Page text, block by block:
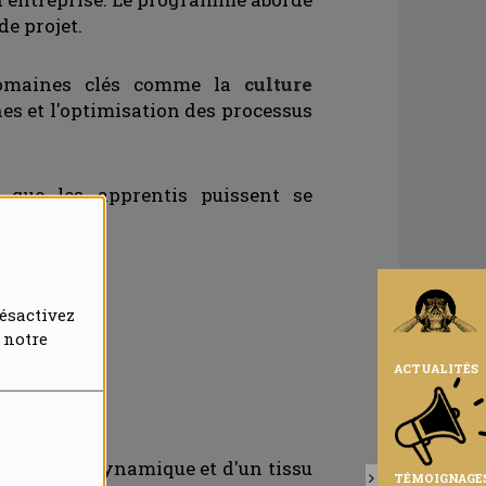
notre
ACTUALITÉS
projet.
clés comme la culture
et l'optimisation des processus
les apprentis puissent se
l'emploi dynamique et d'un tissu